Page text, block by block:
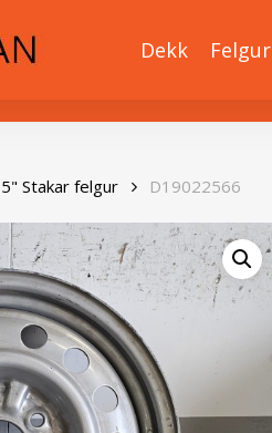
Dekk Felgur
Stakar felgur D19022566